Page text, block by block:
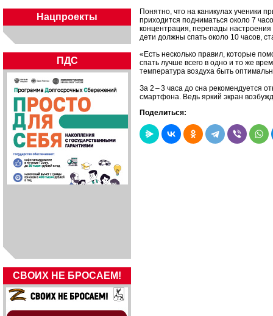
Нацпроекты
ПДС
СВОИХ НЕ БРОСАЕМ!
Понятно, что на каникулах ученики
приходится подниматься около 7
концентрация, перепады
дети должны спать около 10 часов,
«Есть несколько правил, которые
спать лучше всего в одно и то же
температура воздуха быть
За 2 – 3 часа до сна рекомендуется
смартфона. Ведь яркий экран
Поделиться: